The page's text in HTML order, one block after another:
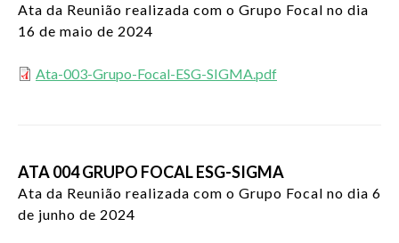
Ata da Reunião realizada com o Grupo Focal no dia
16 de maio de 2024
Ata-003-Grupo-Focal-ESG-SIGMA.pdf
ATA 004 GRUPO FOCAL ESG-SIGMA
Ata da Reunião realizada com o Grupo Focal no dia 6
de junho de 2024